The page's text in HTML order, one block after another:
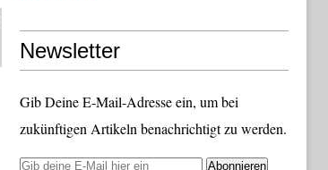
Newsletter
Gib Deine E-Mail-Adresse ein, um bei
zukünftigen Artikeln benachrichtigt zu werden.